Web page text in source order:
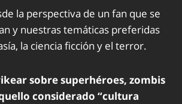
la perspectiva de un fan que se
y nuestras temáticas preferidas
la ciencia ficción y el terror.
sobre superhéroes, zombis
considerado “cultura